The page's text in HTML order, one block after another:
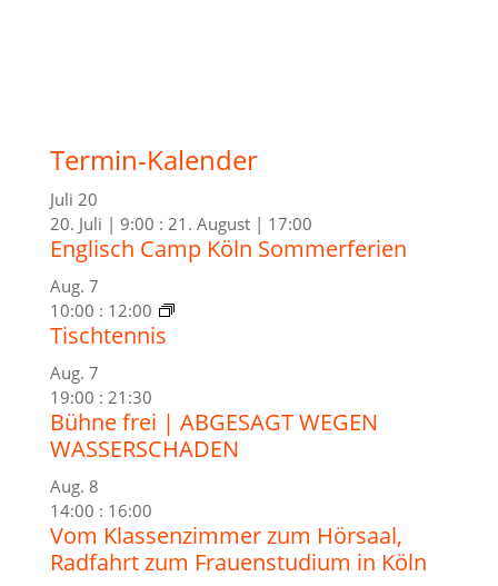
Termin-Kalender
Juli 20
20. Juli | 9:00 : 21. August | 17:00
Englisch Camp Köln Sommerferien
Aug. 7
10:00 : 12:00
Tischtennis
Aug. 7
19:00 : 21:30
Bühne frei | ABGESAGT WEGEN
WASSERSCHADEN
Aug. 8
14:00 : 16:00
Vom Klassenzimmer zum Hörsaal,
Radfahrt zum Frauenstudium in Köln